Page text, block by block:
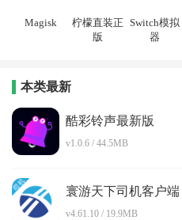
Magisk
柠檬直装正
版
Switch模拟
器
本类最新
酷彩铃声最新版
v1.0.6 / 44.5MB
寰游天下司机客户端
v4.61.10 / 19.9MB